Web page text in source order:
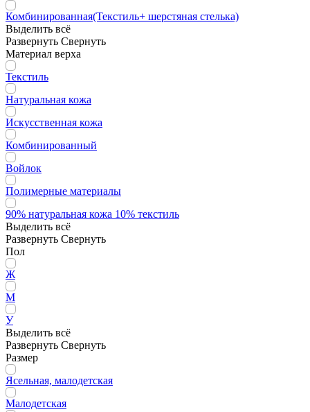
Комбинированная(Текстиль+ шерстяная стелька)
Выделить всё
Развернуть Свернуть
Материал верха
Текстиль
Натуральная кожа
Искусственная кожа
Комбинированный
Войлок
Полимерные материалы
90% натуральная кожа 10% текстиль
Выделить всё
Развернуть Свернуть
Пол
Ж
М
У
Выделить всё
Развернуть Свернуть
Размер
Ясельная, малодетская
Малодетская